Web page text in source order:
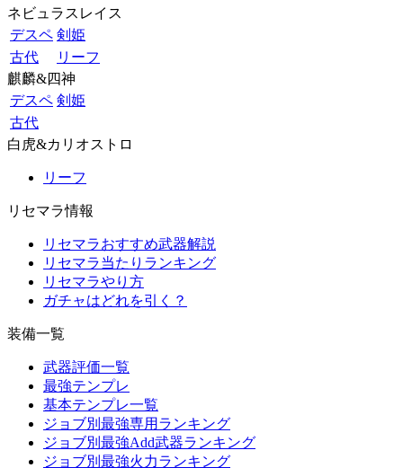
ネビュラスレイス
デスペ 剣姫
古代
リーフ
麒麟&四神
デスペ 剣姫
古代
白虎&カリオストロ
リーフ
リセマラ情報
リセマラおすすめ武器解説
リセマラ当たりランキング
リセマラやり方
ガチャはどれを引く？
装備一覧
武器評価一覧
最強テンプレ
基本テンプレ一覧
ジョブ別最強専用ランキング
ジョブ別最強Add武器ランキング
ジョブ別最強火力ランキング